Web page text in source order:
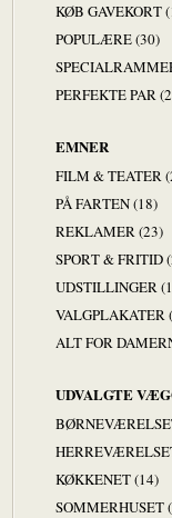
KØB GAVEKORT
POPULÆRE (30)
PERFEKTE PAR
EMNER
FILM & TEATER
PÅ FARTEN (18)
REKLAMER (23)
SPORT & FRITID
UDSTILLINGER
VALGPLAKATER
ALT FOR
UDVALGTE
KØKKENET (14)
SOMMERHUSET